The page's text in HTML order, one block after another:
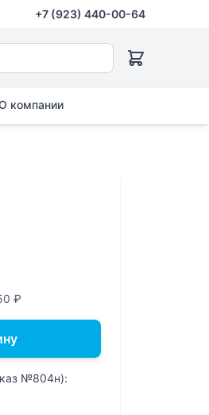
+7 (923) 440-00-64
компании
₽
№804н):